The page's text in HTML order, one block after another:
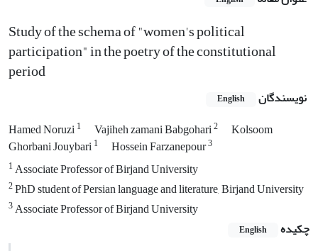
Study of the schema of "women's political
participation" in the poetry of the constitutional
period
نویسندگان English
Hamed Noruzi1 Vajiheh zamani Babgohari2
Kolsoom
Ghorbani Jouybari1 Hossein Farzanepour3
1Associate Professor of Birjand University
2PhD student of Persian language and literature, Birjand University
3Associate Professor of Birjand University
چکیده
English